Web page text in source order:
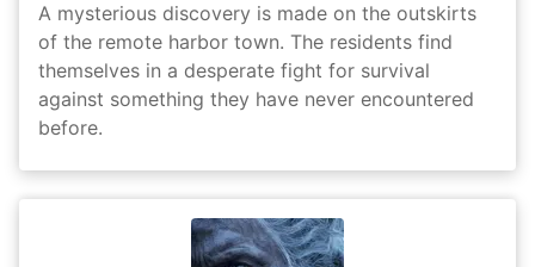
A mysterious discovery is made on the outskirts
of the remote harbor town. The residents find
themselves in a desperate fight for survival
against something they have never encountered
before.